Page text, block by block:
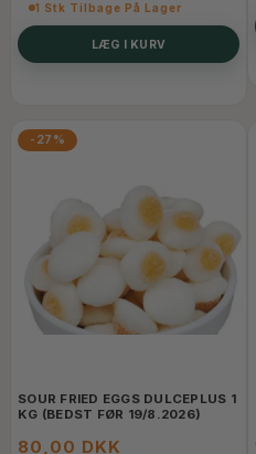
1 Stk Tilbage På Lager
LÆG I KURV
-27%
SOUR FRIED EGGS DULCEPLUS 1
KG (BEDST FØR 19/8.2026)
80,00 DKK